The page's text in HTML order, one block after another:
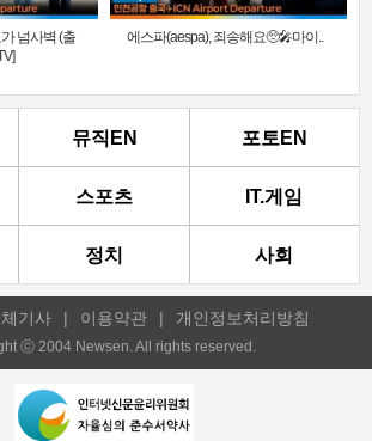
넘사벽 (출
에스파(aespa), 죄송해요🥺🎤마이..
뮤직EN 포토EN
스포츠 IT.게임
정치 사회
기사 | 이용약관 | 개인정보처리방침
ⓒ 2004 Newsen. All rights reserved.